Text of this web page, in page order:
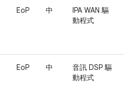
EoP 中
IPA WAN 驅
動程式
EoP 中
音訊 DSP 驅
動程式